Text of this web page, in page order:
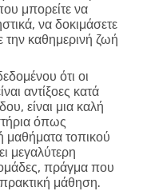
μπορείτε να
να δοκιμάσετε
την καθημερινή ζωή
ότι οι
αντίξοες κατά
είναι μια καλή
όπως
μαθήματα τοπικού
μεγαλύτερη
ομάδες, πράγμα που
μάθηση.